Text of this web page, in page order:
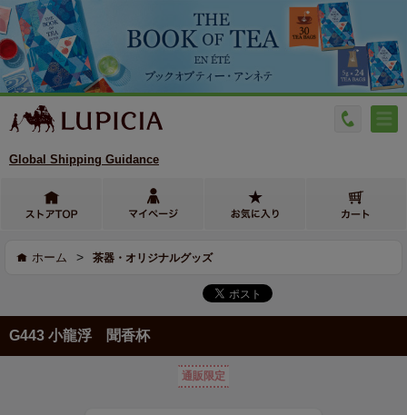
Global Shipping Guidance
ホーム > 茶器・オリジナルグッズ
G443 小龍浮 聞香杯
通販限定